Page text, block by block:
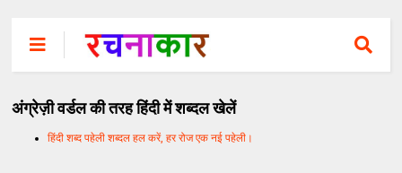
अंग्रेज़ी वर्डल की तरह हिंदी में शब्दल खेलें
हिंदी शब्द पहेली शब्दल हल करें, हर रोज एक नई पहेली।